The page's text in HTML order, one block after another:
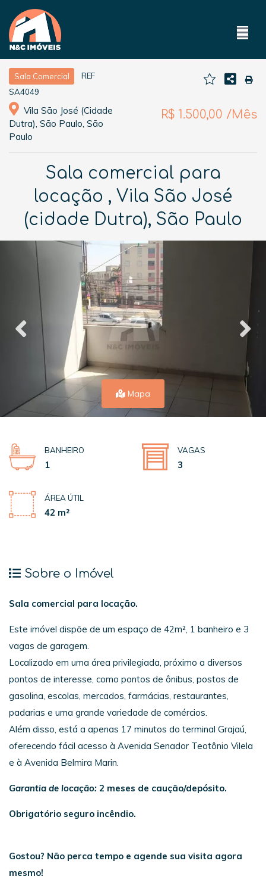
Sala Comercial
REF
SA4049
Vila São José (Cidade
Dutra), São Paulo, São
Paulo
R$ 1.500,00 /Mês
Sala comercial para
locação , Vila São José
(cidade Dutra), São Paulo
Mapa
BANHEIRO
1
VAGAS
3
ÁREA ÚTIL
42 m²
Sobre o Imóvel
Sala comercial para locação.
Este imóvel dispõe de um espaço de 42m², 1 banheiro e 3
vagas de garagem.
Localizado em uma área privilegiada, próximo a diversos
pontos de interesse, como pontos de ônibus, postos de
gasolina, escolas, mercados, farmácias, restaurantes,
padarias e uma grande variedade de comércios.
Além disso, está a apenas 17 minutos do terminal Grajaú,
oferecendo fácil acesso à Avenida Senador Teotônio Vilela
e à Avenida Belmira Marin.
Garantia de locação: 2 meses de caução/depósito.
Obrigatório seguro incêndio.
Gostou? Não perca tempo e agende sua visita agora
mesmo!